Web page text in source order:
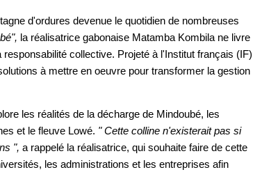
d'ordures devenue le quotidien de nombreuses
la réalisatrice gabonaise Matamba Kombila ne livre
collective. Projeté à l'Institut français (IF)
à mettre en oeuvre pour transformer la gestion
les réalités de la décharge de Mindoubé, les
et le fleuve Lowé. " Cette colline n'existerait pas si
", a rappelé la réalisatrice, qui souhaite faire de cette
les administrations et les entreprises afin